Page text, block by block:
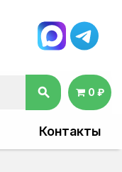
search 0 ₽
Контакты